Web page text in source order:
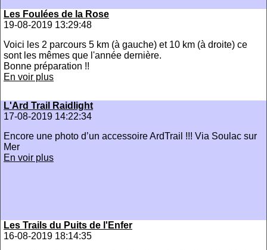
Les Foulées de la Rose
19-08-2019 13:29:48
Voici les 2 parcours 5 km (à gauche) et 10 km (à droite) ce
sont les mêmes que l'année dernière.
Bonne préparation !!
En voir plus
L'Ard Trail Raidlight
17-08-2019 14:22:34
Encore une photo d’un accessoire ArdTrail !!! Via Soulac sur
Mer
En voir plus
Les Trails du Puits de l'Enfer
16-08-2019 18:14:35